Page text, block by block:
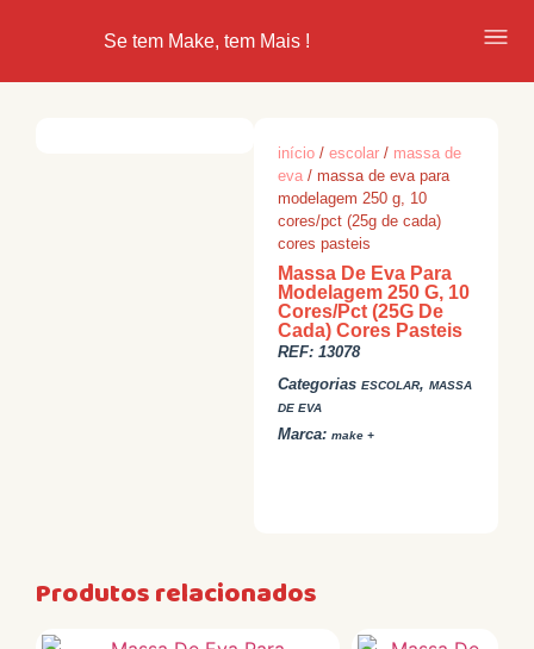
Se tem Make, tem Mais !
início /escolar / massa de
eva / massa de eva para
modelagem 250 g, 10
cores/pct (25g de cada)
cores pasteis
Massa De Eva Para
Modelagem 250 G, 10
Cores/Pct (25G De
Cada) Cores Pasteis
REF:13078
Categorias ESCOLAR,MASSA
DE EVA
Marca:make +
Produtos relacionados